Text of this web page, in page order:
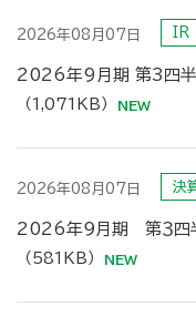
2026年08月07日 IR
2026年9月期 第3四半
（1,071KB）
2026年08月07日 決
2026年９月期 第３四
（581KB）